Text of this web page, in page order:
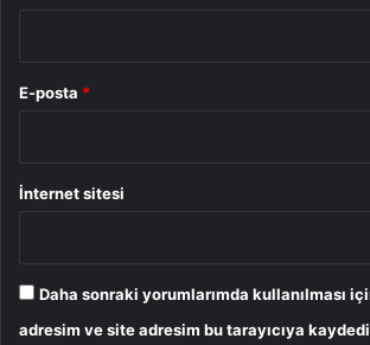
E-posta *
İnternet sitesi
Daha sonraki yorumlarımda kullanılması
adresim ve site adresim bu tarayıcıya